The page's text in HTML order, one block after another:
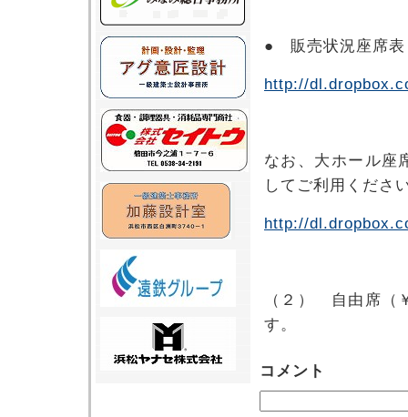
● 販売状況座席表
http://
なお、大ホール座
してご利用くださ
http://
（２） 自由席（
す。
コメント